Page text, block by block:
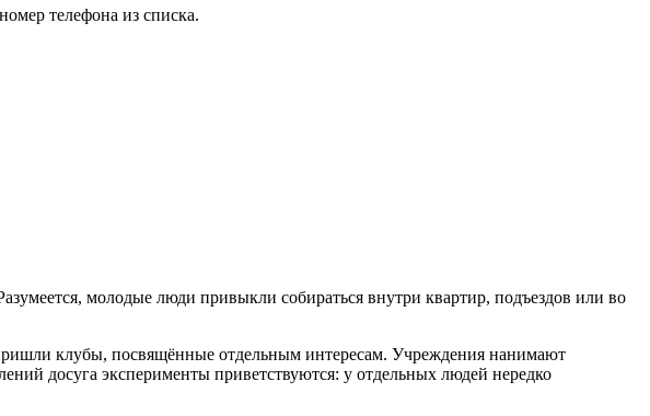
телефона из списка.
молодые люди привыкли собираться внутри квартир, подъездов или во
клубы, посвящённые отдельным интересам. Учреждения нанимают
досуга эксперименты приветствуются: у отдельных людей нередко